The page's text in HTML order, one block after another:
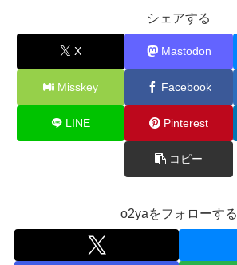
シェアする
X Mastodon
Misskey Facebook
LINE Pinterest
コピー
o2yaをフォローする